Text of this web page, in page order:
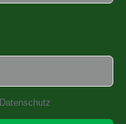
Datenschutz